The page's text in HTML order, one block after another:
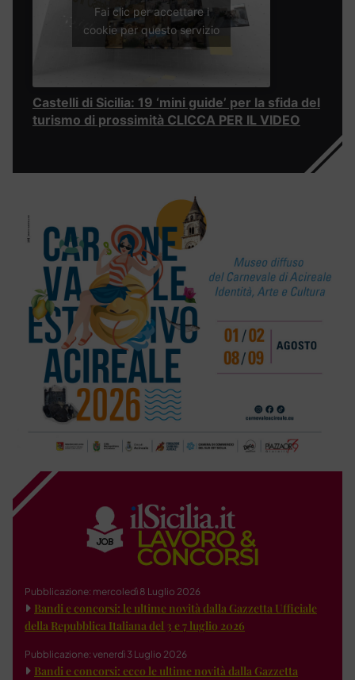
Fai clic per accettare i
cookie per questo servizio
Castelli di Sicilia: 19 ‘mini guide’ per la sfida del
turismo di prossimità CLICCA PER IL VIDEO
Pubblicazione: mercoledì 8 Luglio 2026
Bandi e concorsi: le ultime novità dalla Gazzetta Ufficiale
della Repubblica Italiana del 3 e 7 luglio 2026
Pubblicazione: venerdì 3 Luglio 2026
Bandi e concorsi: ecco le ultime novità dalla Gazzetta